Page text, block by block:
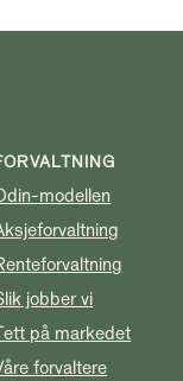
modellen
jobber vi
på markedet
forvaltere